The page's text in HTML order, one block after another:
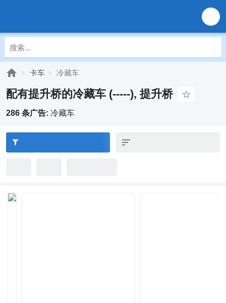
卡车 冷藏车
配有提升桥的冷藏车 (-----), 提升桥
286 条广告: 冷藏车